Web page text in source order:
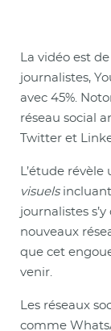
La vidéo est
journalistes,
avec 45%.
réseau social
Twitter et
L’étude
visuelsincluant
journalistes
nouveaux
que cet
venir.
Les réseaux
comme